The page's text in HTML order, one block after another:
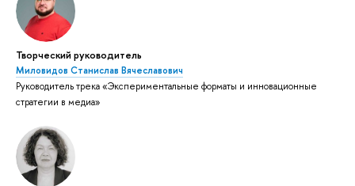
Творческий руководитель
Миловидов Станислав Вячеславович
Руководитель трека «Экспериментальные форматы и инновационные
стратегии в медиа»